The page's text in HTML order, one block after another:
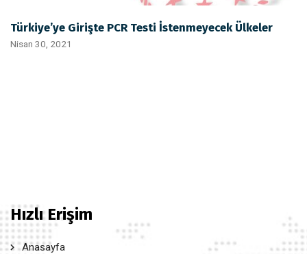
Türkiye’ye Girişte PCR Testi İstenmeyecek Ülkeler
Nisan 30, 2021
Hızlı Erişim
Anasayfa